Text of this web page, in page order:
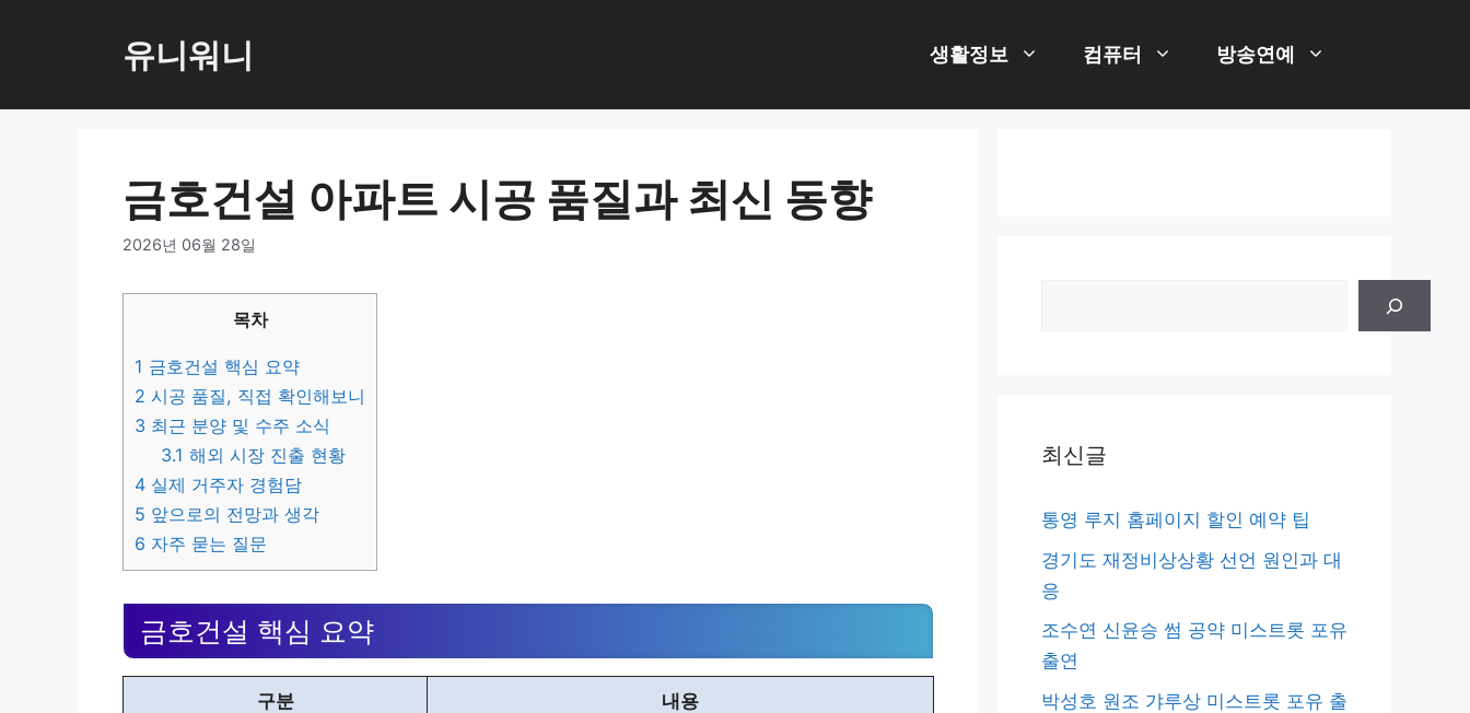
로
유니워니 생활정보 컴퓨터 방송연예
금호건설 아파트 시공 품질과 최신 동향
2026년 06월 28일
목차
1 금호건설 핵심 요약
2 시공 품질, 직접 확인해보니
3 최근 분양 및 수주 소식
3.1 해외 시장 진출 현황
4 실제 거주자 경험담
5 앞으로의 전망과 생각
6 자주 묻는 질문
금호건설 핵심 요약
구분 내용
최신글
통영 루지 홈페이지 할인 예약 팁
경기도 재정비상상황 선언 원인과 대
응
조수연 신윤승 썸 공약 미스트롯 포유
출연
박성호 원조 갸루상 미스트롯 포유 출